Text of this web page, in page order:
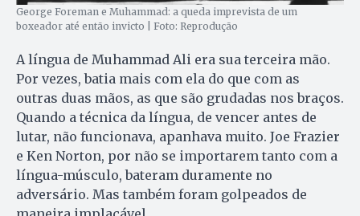
George Foreman e Muhammad: a queda imprevista de um
boxeador até então invicto | Foto: Reprodução
A língua de Muhammad Ali era sua terceira mão.
Por vezes, batia mais com ela do que com as
outras duas mãos, as que são grudadas nos braços.
Quando a técnica da língua, de vencer antes de
lutar, não funcionava, apanhava muito. Joe Frazier
e Ken Norton, por não se importarem tanto com a
língua-músculo, bateram duramente no
adversário. Mas também foram golpeados de